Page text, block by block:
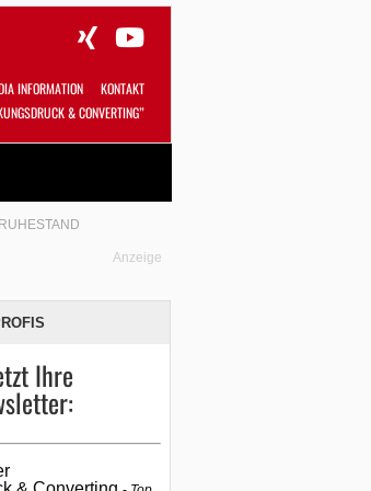
INFORMATION
KONTAKT
& CONVERTING”
Anzeige
Ihre